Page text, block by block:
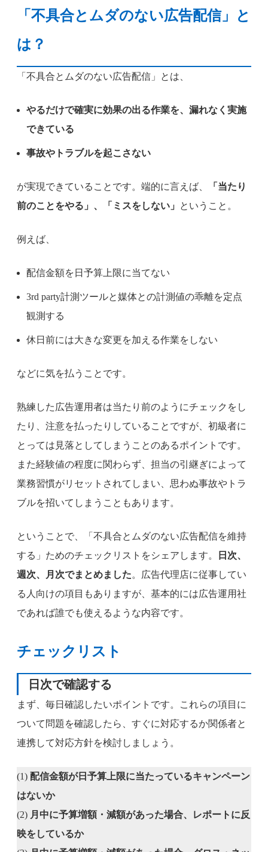
「不具合とムダのない広告配信」と
は？
「不具合とムダのない広告配信」とは、
やるだけで確実に効果の出る作業を、漏れなく実施
できている
事故やトラブルを起こさない
が実現できていることです。端的に言えば、
「当たり
前のことをやる」、「ミスをしない」
ということ。
例えば、
配信金額を日予算上限に当てない
3rd party計測ツールと媒体との計測値の乖離を定点
観測する
休日前には大きな変更を加える作業をしない
などに気を払うことです。
熟練した広告運用者は当たり前のようにチェックをし
たり、注意を払ったりしていることですが、初級者に
とっては見落としてしまうことのあるポイントです。
また経験値の程度に関わらず、担当の引継ぎによって
業務習慣がリセットされてしまい、思わぬ事故やトラ
ブルを招いてしまうこともあります。
ということで、「不具合とムダのない広告配信を維持
する」ためのチェックリストをシェアします。
日次、
週次、月次でまとめました。広告代理店に従事してい
る人向けの項目もありますが、基本的には広告運用社
であれば誰でも使えるような内容です。
チェックリスト
日次で確認する
まず、毎日確認したいポイントです。これらの項目に
ついて問題を確認したら、すぐに対応するか関係者と
連携して対応方針を検討しましょう。
(1) 配信金額が日予算上限に当たっているキャンペーン
はないか
(2) 月中に予算増額・減額があった場合、レポートに反
映をしているか